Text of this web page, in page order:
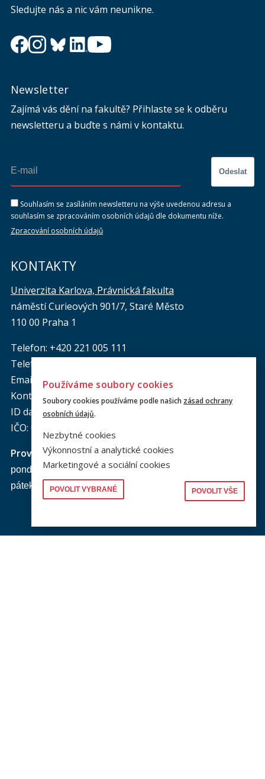
Sledujte nás a nic vám neunikne.
Newsletter
Zajímá vás dění na fakultě? Přihlaste se k odběru
newsletteru a buďte s námi v kontaktu.
Odeslat
Souhlasím se zasíláním newsletteru na výše uvedenou adresu a
souhlasím se zpracováním osobních údajů dle dokumentu níže.
Zpracování osobních údajů
KONTAKTY
Univerzita Karlova, Právnická fakulta
náměstí Curieových 901/7, Staré Město
110 00 Praha 1
Telefon: +420 221 005 111
Telefon podatelna:
Email podatelna: podatelna@prf.cuni.cz
Kontakt pro média: komunikace@prf.cuni.cz
ID datové schránky: piyj9b4
IČO: 00216208
Provozní dobapodatelny PF UK:
pondělí až čtvrtek: od 9.00 do 16.00 hod.
pátek: od 9.00 do 15.00 hod.
Používáme soubory cookies
Soubory cookies používáme podle našich zásad ochrany
osobních údajů.
Nezbytné cookies
Výkonnostní a analytické cookies
Marketingové a sociální cookies
POVOLIT VYBRANÉ POVOLIT VŠE